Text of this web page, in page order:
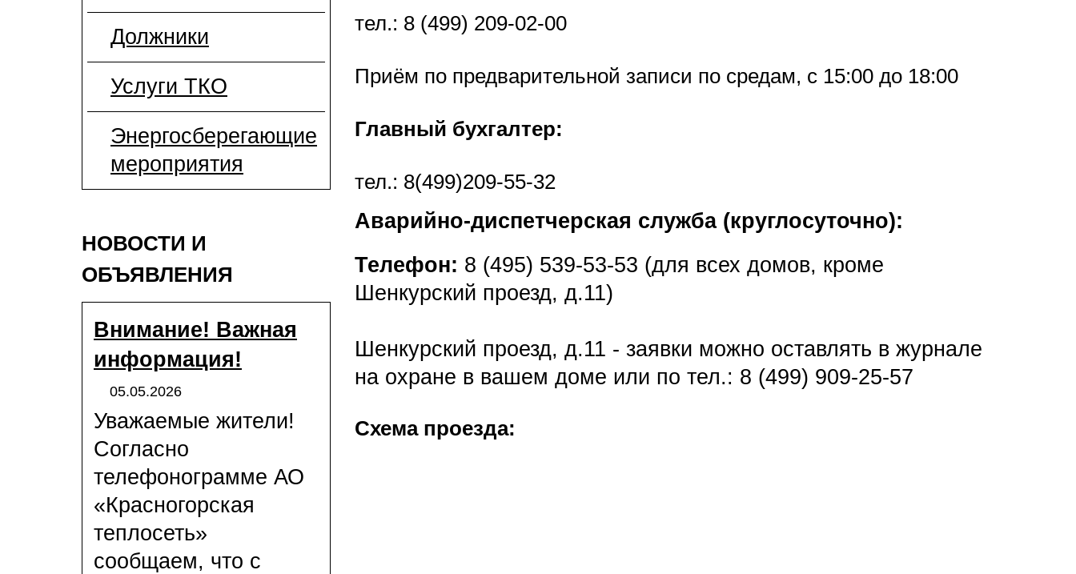
Должники
Услуги ТКО
Энергосберегающие
мероприятия
НОВОСТИ И
ОБЪЯВЛЕНИЯ
Внимание! Важная
информация!
05.05.2026
Уважаемые жители!
Согласно
телефонограмме АО
«Красногорская
теплосеть»
сообщаем, что с
тел.: 8 (499) 209-02-00
Приём по предварительной записи по средам, с 15:00 до 18:00
Главный бухгалтер:
тел.: 8(499)209-55-32
Аварийно-диспетчерская служба (круглосуточно):
Телефон: 8 (495) 539-53-53 (для всех домов, кроме
Шенкурский проезд, д.11)
Шенкурский проезд, д.11 - заявки можно оставлять в журнале
на охране в вашем доме или по тел.: 8 (499) 909-25-57
Схема проезда: